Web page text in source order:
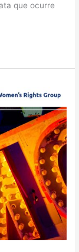
que ocurre